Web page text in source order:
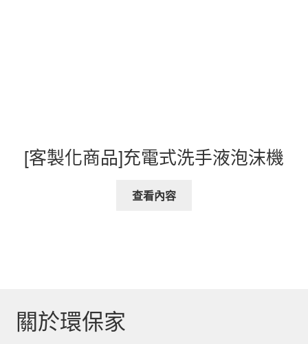
[客製化商品]充電式洗手液泡沫機
查看內容
關於環保家